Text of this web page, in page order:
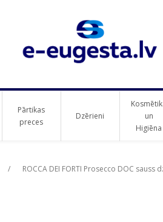
Pārtikas
preces
Dzērieni
un
Higiēna
/ ROCCA DEI FORTI Prosecco DOC sauss